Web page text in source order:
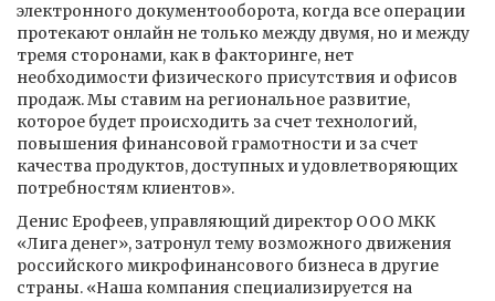
электронного документооборота, когда все операции
протекают онлайн не только между двумя, но и между
тремя сторонами, как в факторинге, нет
необходимости физического присутствия и офисов
продаж. Мы ставим на региональное развитие,
которое будет происходить за счет технологий,
повышения финансовой грамотности и за счет
качества продуктов, доступных и удовлетворяющих
потребностям клиентов».
Денис Ерофеев, управляющий директор ООО МКК
«Лига денег», затронул тему возможного движения
российского микрофинансового бизнеса в другие
страны. «Наша компания специализируется на